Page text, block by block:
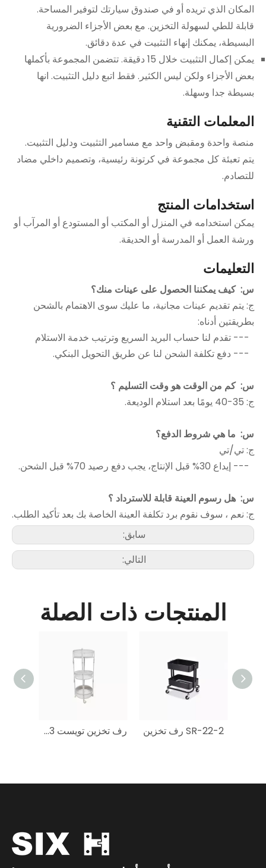
المكان الذي تريده أو في صندوق سيارتك لتوفير المساحة.
قابلة للطي لسهولة التخزين. مع بعض الأجزاء الضرورية
البسيطة، يمكنك إنهاء التثبيت في عدة دقائق.
يمكن إكمال التثبيت خلال 15 دقيقة. تتضمن المجموعة بأكملها
بعض الأجزاء ولكن ليس الكثير. فقط اتبع دليل التثبيت. انها
بسيطة جدا وسهلة.
المعلمات التقنية
منصة واحدة ومقبض واحد مع مسامير التثبيت ودليل التثبيت.
يتم تعبئة كل مجموعة في كرتونة رئيسية، وتصميم داخلي مضاد
للتصادم.
استخدامات المنتج
يمكن استخدامه في المنزل أو المكتب أو المستودع أو المرآب أو
ورشة العمل أو المدرسة أو الحديقة.
التعليمات
س:كيف يمكننا الحصول على عينات منك؟
ج: يتم تقديم عينات مجانية، ما عليك سوى الاهتمام بالشحن
بطريقتين أدناه:
--- تقدم لنا حساب البريد السريع وترتيب خدمة الاستلام
--- دفع تكلفة الشحن لنا عن طريق التحويل البنكي.
س:كم من الوقت هو وقت التسليم ؟
ج: 35-40 يومًا بعد استلام الوديعة.
س: ما هي شروط الدفع؟
ج: تي/تي
--- إيداع 30% قبل الإنتاج، يجب دفع رصيد 70% قبل الشحن.
س: هل رسوم العينة قابلة للاسترداد ؟
ج: نعم ، سوف نقوم برد تكلفة العينة الخاصة بك بعد تأكيد الطلب.
سابق:
التالي:
المنتجات ذات الصلة
رف تخزين تويست SR-R3 SR-22-2 رف تخزين